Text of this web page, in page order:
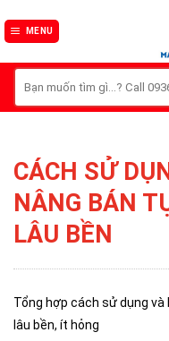
to
MENU
kiếm:
CÁCH SỬ
NÂNG BÁN
LÂU BỀN
Tổng hợp cách sử dụng và
lâu bền, ít hỏng